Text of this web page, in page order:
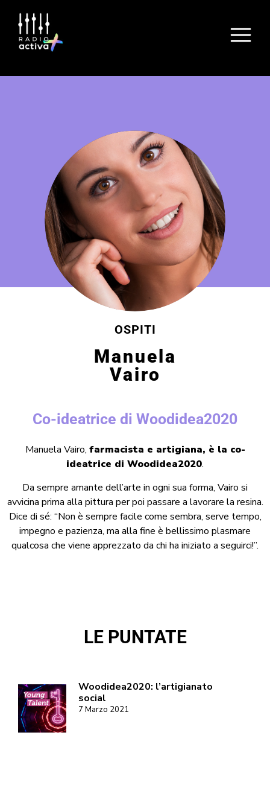
OSPITI
Manuela
Vairo
Co-ideatrice di Woodidea2020
Manuela Vairo, farmacista e artigiana, è la co-
ideatrice di Woodidea2020.
Da sempre amante dell’arte in ogni sua forma, Vairo si
avvicina prima alla pittura per poi passare a lavorare la resina.
Dice di sé: “Non è sempre facile come sembra, serve tempo,
impegno e pazienza, ma alla fine è bellissimo plasmare
qualcosa che viene apprezzato da chi ha iniziato a seguirci!”.
LE PUNTATE
Woodidea2020: l’artigianato
social
7 Marzo 2021